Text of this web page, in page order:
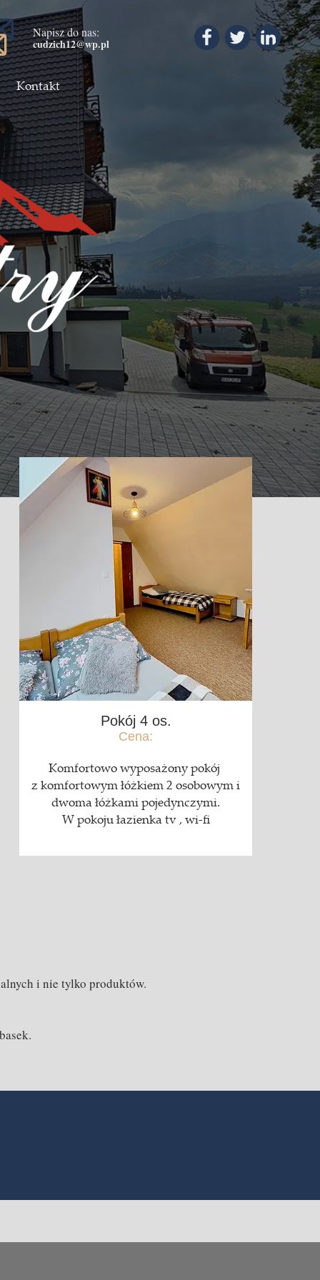
Pokój 4 os.
Cena:
Komfortowo wyposażony pokój
z komfortowym łóżkiem 2 osobowym i
dwoma łóżkami pojedynczymi.
W pokoju łazienka tv , wi-fi
i nie tylko produktów.
Kontakt
Napisz do nas:
cudzich12@wp.pl